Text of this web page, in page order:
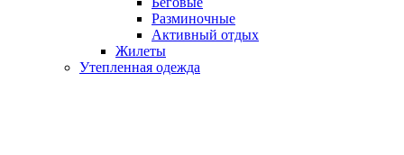
Разминочные
Активный отдых
Жилеты
Утепленная одежда